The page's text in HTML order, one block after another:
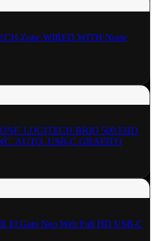
Zone WIRED WITH Noise
LOGITECH BRIO 500 FHD
AUTO. USB-C GRAFITO
El Gato Neo Web Full HD USB-C